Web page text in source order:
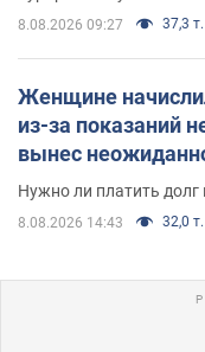
8.08.2026 09:27 37,3 т.
Женщине
из-за показаний
вынес
Нужно ли платить долг
8.08.2026 14:43 32,0 т.